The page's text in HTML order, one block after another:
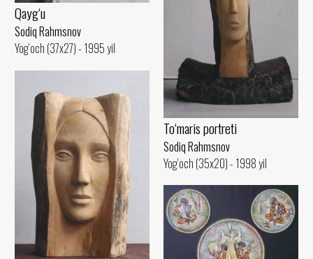
Qayg‘u
Sodiq Rahmsnov
Yog‘och (37x27) - 1995 yil
To‘maris portreti
Sodiq Rahmsnov
Yog‘och (35x20) - 1998 yil